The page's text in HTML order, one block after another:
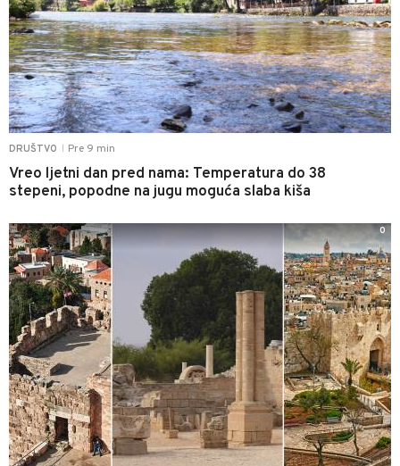
DRUŠTVO Pre 9 min
Vreo ljetni dan pred nama: Temperatura do 38
stepeni, popodne na jugu moguća slaba kiša
0